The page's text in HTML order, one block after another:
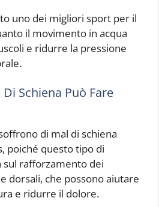
uno dei migliori sport per il
il movimento in acqua
e ridurre la pressione
Schiena Può Fare
di mal di schiena
poiché questo tipo di
sul rafforzamento dei
dorsali, che possono aiutare
e ridurre il dolore.